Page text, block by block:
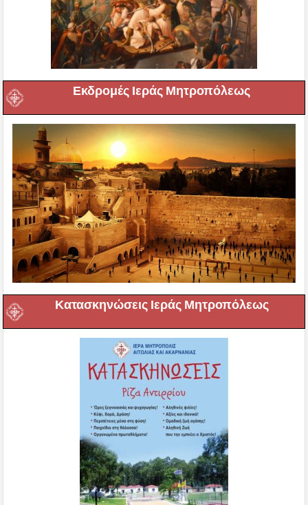
Εκδρομές Ιεράς Μητροπόλεως
Κατασκηνώσεις Ιεράς Μητροπόλεως